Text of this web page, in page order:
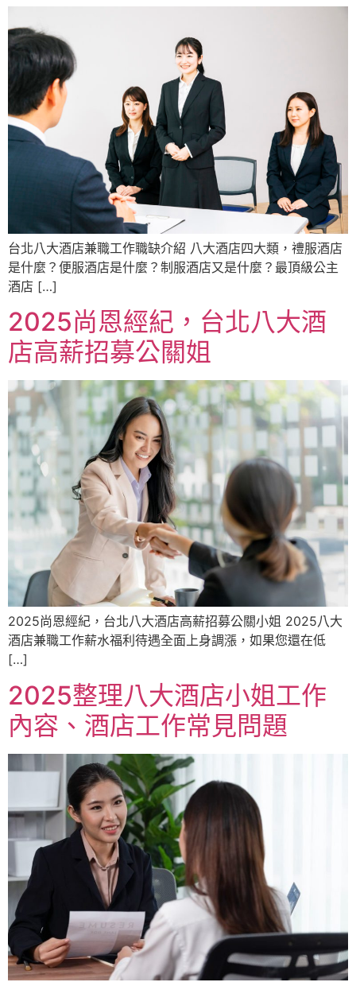
台北八大酒店兼職工作職缺介紹 八大酒店四大類，禮服酒店
是什麼？便服酒店是什麼？制服酒店又是什麼？最頂級公主
酒店 […]
2025尚恩經紀，台北八大酒
店高薪招募公關姐
2025尚恩經紀，台北八大酒店高薪招募公關小姐 2025八大
酒店兼職工作薪水福利待遇全面上身調漲，如果您還在低
[…]
2025整理八大酒店小姐工作
內容、酒店工作常見問題